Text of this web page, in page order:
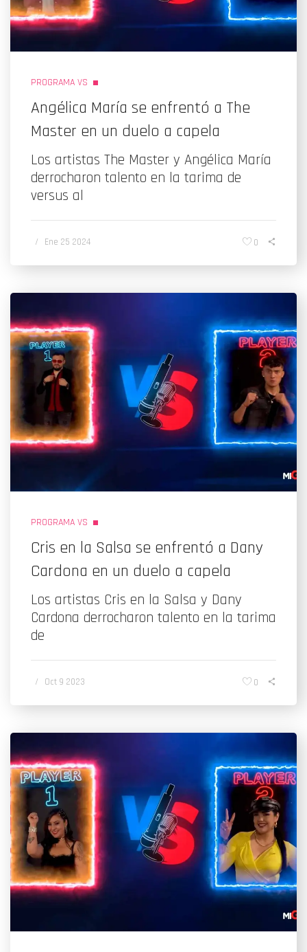
PROGRAMA VS
Angélica María se enfrentó a The
Master en un duelo a capela
Los artistas The Master y Angélica María
derrocharon talento en la tarima de
versus al
/ Ene 25 2024 0
PROGRAMA VS
Cris en la Salsa se enfrentó a Dany
Cardona en un duelo a capela
Los artistas Cris en la Salsa y Dany
Cardona derrocharon talento en la tarima
de
/ Oct 9 2023 0